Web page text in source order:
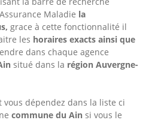
Maladie la
grace à cette fonctionnalité il
les horaires exacts ainsi que
dans chaque agence
situé dans la région Auvergne-
dépendez dans la liste ci
commune du Ain si vous le